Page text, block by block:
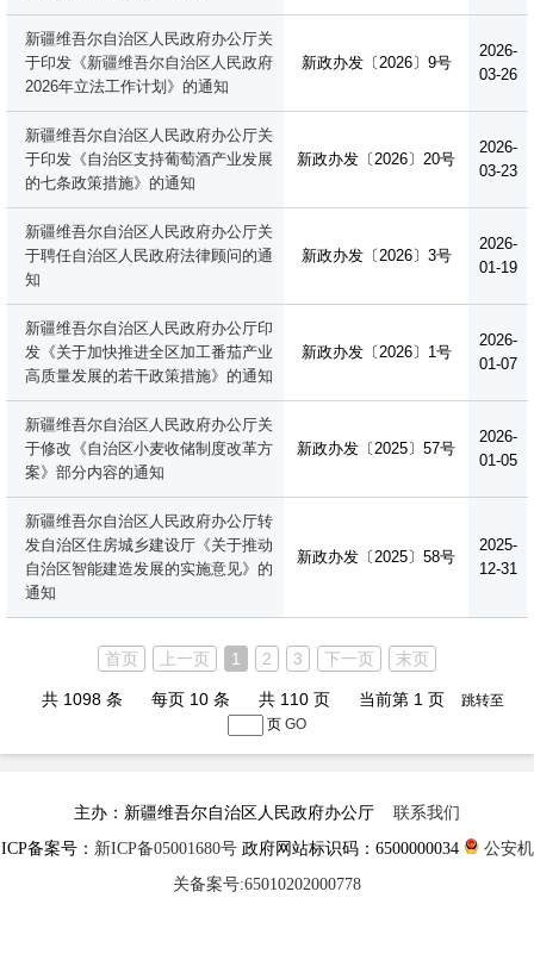
新疆维吾尔自治区人民政府办公厅关
于印发《新疆维吾尔自治区人民政府
2026年立法工作计划》的通知
新政办发〔2026〕9号
2026-
03-26
新疆维吾尔自治区人民政府办公厅关
于印发《自治区支持葡萄酒产业发展
的七条政策措施》的通知
新政办发〔2026〕20号
2026-
03-23
新疆维吾尔自治区人民政府办公厅关
于聘任自治区人民政府法律顾问的通
知
新政办发〔2026〕3号
2026-
01-19
新疆维吾尔自治区人民政府办公厅印
发《关于加快推进全区加工番茄产业
高质量发展的若干政策措施》的通知
新政办发〔2026〕1号
2026-
01-07
新疆维吾尔自治区人民政府办公厅关
于修改《自治区小麦收储制度改革方
案》部分内容的通知
新政办发〔2025〕57号
2026-
01-05
新疆维吾尔自治区人民政府办公厅转
发自治区住房城乡建设厅《关于推动
自治区智能建造发展的实施意见》的
通知
新政办发〔2025〕58号
2025-
12-31
首页 上一页 1 2 3 下一页 末页
共 1098 条 每页 10 条 共 110 页 当前第 1 页
跳转至
页 GO
主办：新疆维吾尔自治区人民政府办公厅 联系我们
ICP备案号： 新ICP备05001680号 政府网站标识码：6500000034
公安机
关备案号:65010202000778